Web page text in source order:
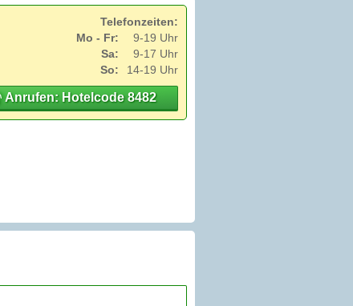
Telefonzeiten:
Mo - Fr:
9-19 Uhr
Sa:
9-17 Uhr
So:
14-19 Uhr
Anrufen: Hotelcode 8482